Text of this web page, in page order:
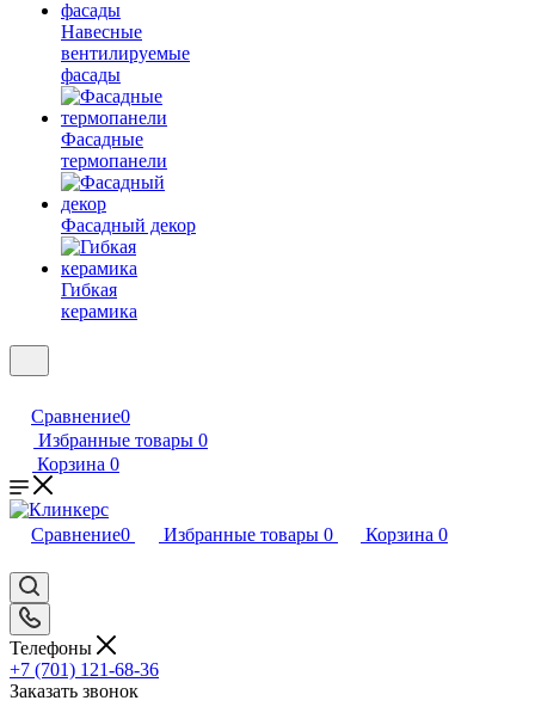
Навесные
вентилируемые
фасады
Фасадные
термопанели
Фасадный декор
Гибкая
керамика
Сравнение0
Избранные товары 0
Корзина 0
Сравнение0 Избранные товары 0 Корзина 0
Телефоны
+7 (701) 121-68-36
Заказать звонок